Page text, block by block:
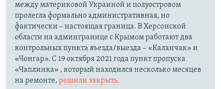
между материковой Украиной и полуостровом
пролегла формально административная, но
фактически – настоящая граница. В Херсонской
области на админгранице с Крымом работают два
контрольных пункта въезда/выезда – «Каланчак» и
«Чонгар». С 19 октября 2021 года пункт пропуска
«Чаплинка» , который находился несколько месяцев
на ремонте, решили закрыть.